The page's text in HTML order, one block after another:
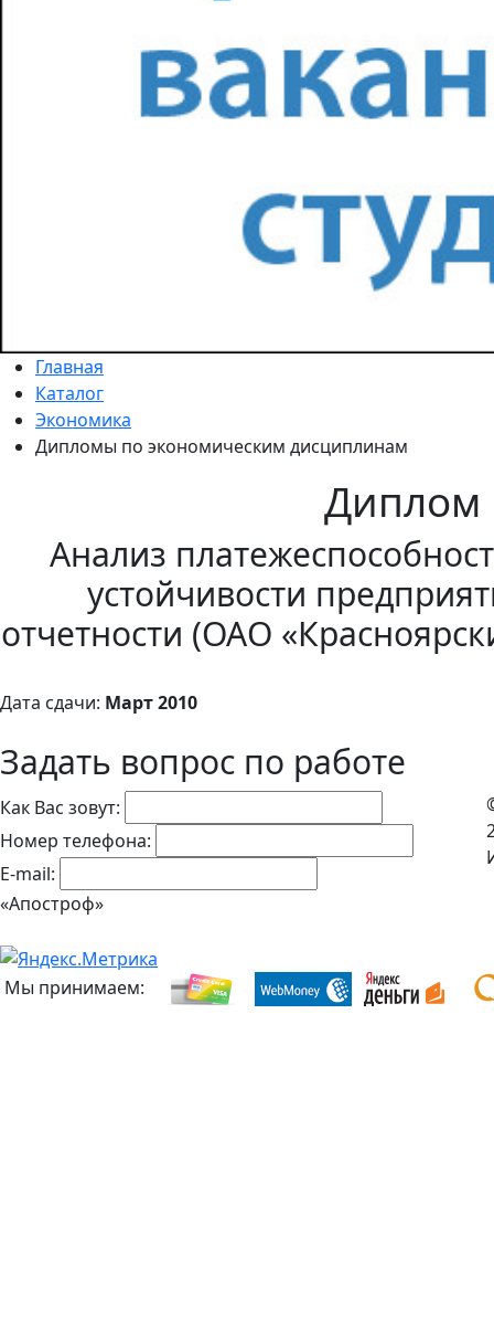
Главная
Каталог
Экономика
Дипломы по экономическим дисциплинам
Диплом
Анализ
устойчивости
отчетности (ОАО
Дата сдачи: Март 2010
Задать вопрос по работе
Как Вас зовут:
Номер телефона:
E-mail:
«Апостроф»
Мы принимаем: